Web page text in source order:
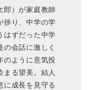
郎）が家庭教師
捗り、中学の学
はずだった中学
会話に激しく
のように意気投
まる望美。結人
に成長を見守る